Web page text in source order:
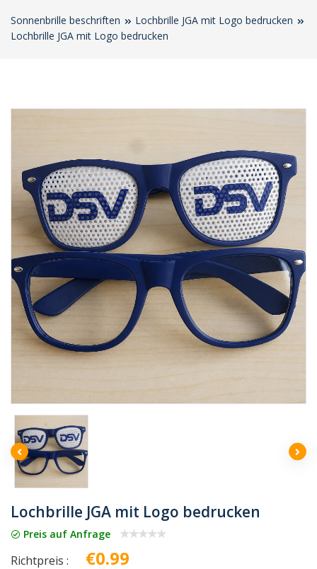
Sonnenbrille beschriften
Lochbrille JGA mit Logo bedrucken
Lochbrille JGA mit Logo bedrucken
Lochbrille JGA mit Logo bedrucken
Preis auf Anfrage
Richtpreis : €0.99